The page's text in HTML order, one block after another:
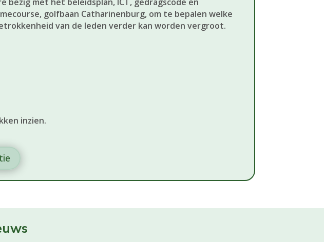
bezig met het beleidsplan, ICT, gedragscode en
golfbaan Catharinenburg, om te bepalen welke
van de leden verder kan worden vergroot.
inzien.